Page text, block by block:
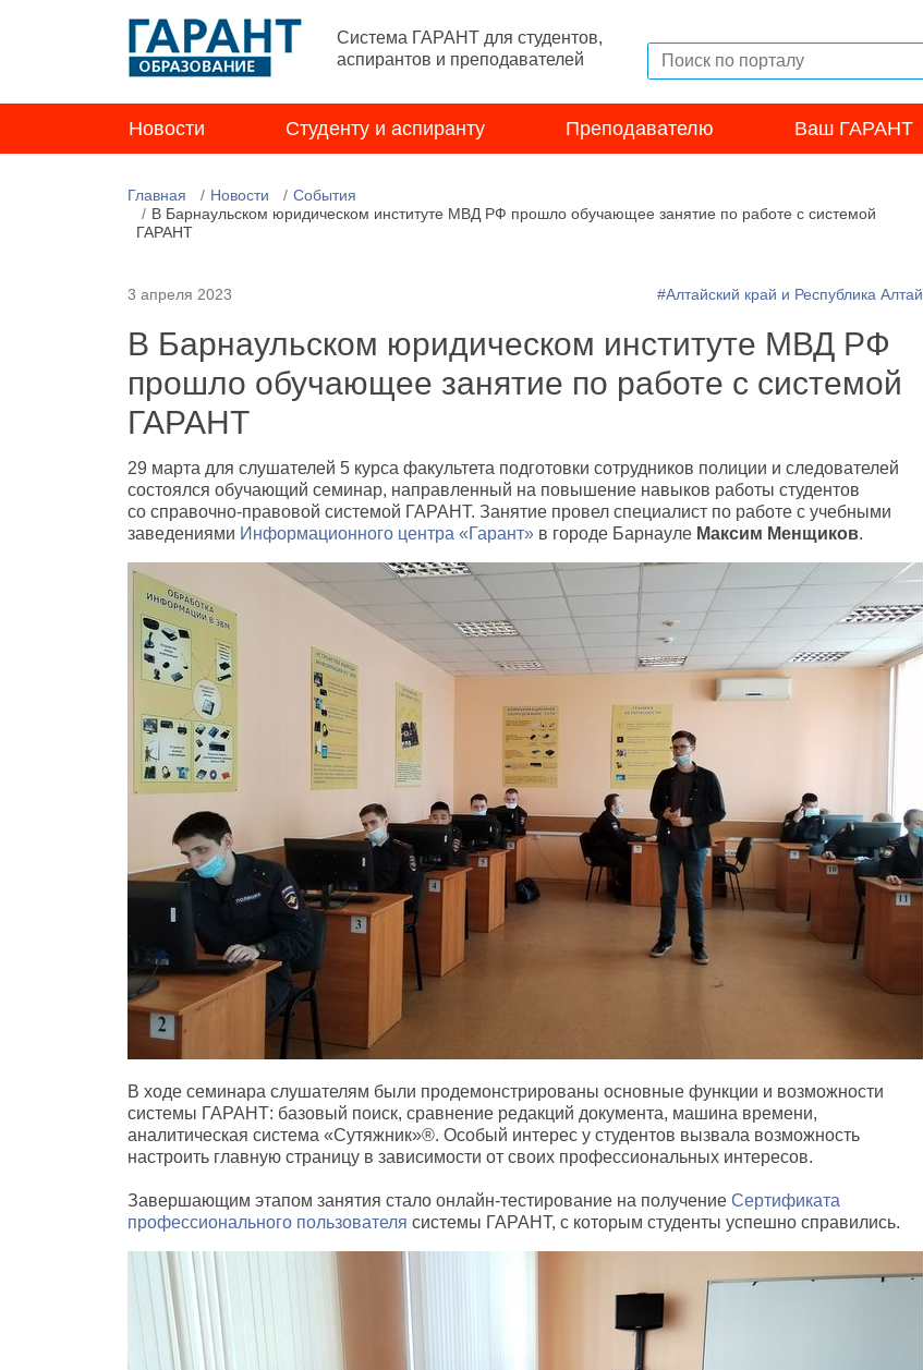
Система ГАРАНТ для студентов,
аспирантов и преподавателей
Новости Студенту и аспиранту Преподавателю Ваш ГАРАНТ
Главная Новости
События
В Барнаульском юридическом институте МВД РФ прошло обучающее занятие по работе с системой
ГАРАНТ
3 апреля 2023 #Алтайский край и Республика Алтай
В Барнаульском юридическом институте МВД РФ
прошло обучающее занятие по работе с системой
ГАРАНТ
29 марта для слушателей 5 курса факультета подготовки сотрудников полиции и следователей
состоялся обучающий семинар, направленный на повышение навыков работы студентов
со справочно-правовой системой ГАРАНТ. Занятие провел специалист по работе с учебными
заведениями Информационного центра «Гарант» в городе Барнауле Максим Менщиков.
В ходе семинара слушателям были продемонстрированы основные функции и возможности
системы ГАРАНТ: базовый поиск, сравнение редакций документа, машина времени,
аналитическая система «Сутяжник»®. Особый интерес у студентов вызвала возможность
настроить главную страницу в зависимости от своих профессиональных интересов.
Завершающим этапом занятия стало онлайн-тестирование на получение Сертификата
профессионального пользователя системы ГАРАНТ, с которым студенты успешно справились.